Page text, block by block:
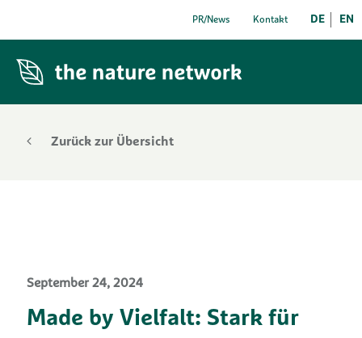
PR/News Kontakt DE EN
Zurück zur Übersicht
September 24, 2024
Made by Vielfalt: Stark für